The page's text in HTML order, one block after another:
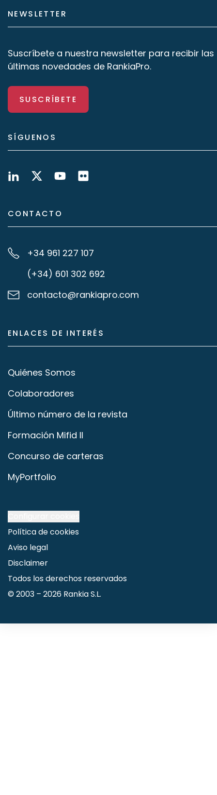
NEWSLETTER
Suscríbete a nuestra newsletter para recibir las
últimas novedades de RankiaPro.
SUSCRÍBETE
SÍGUENOS
CONTACTO
+34 961 227 107
(+34) 601 302 692
contacto@rankiapro.com
ENLACES DE INTERÉS
Quiénes Somos
Colaboradores
Último número de la revista
Formación Mifid II
Concurso de carteras
MyPortfolio
Política de cookies
Aviso legal
Disclaimer
Todos los derechos reservados
© 2003 – 2026 Rankia S.L.